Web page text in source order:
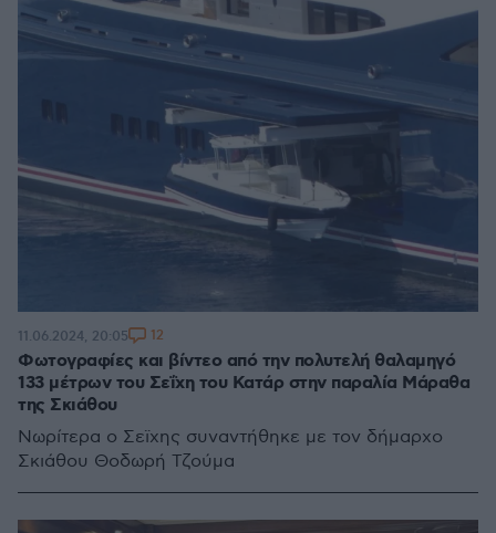
Φωτογραφίες και βίντεο από την πολυτελή θαλαμηγό
133 μέτρων του Σεΐχη του Κατάρ στην παραλία Μάραθα
της Σκιάθου
Νωρίτερα ο Σεϊχης συναντήθηκε με τον δήμαρχο
Σκιάθου Θοδωρή Τζούμα
11.06.2024, 20:05 12